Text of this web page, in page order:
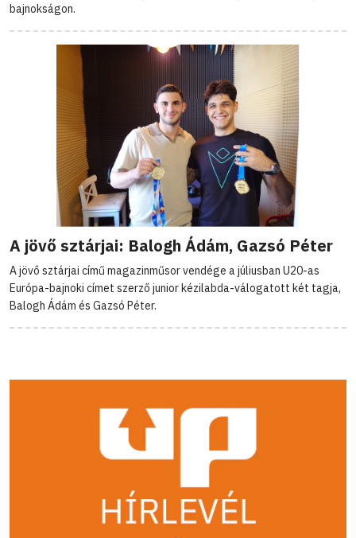
bajnokságon.
A jövő sztárjai: Balogh Ádám, Gazsó Péter
A jövő sztárjai című magazinműsor vendége a júliusban U20-as
Európa-bajnoki címet szerző junior kézilabda-válogatott két tagja,
Balogh Ádám és Gazsó Péter.